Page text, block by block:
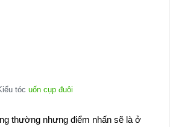
tóc uốn cụp đuôi
thường nhưng điểm nhấn sẽ là ở